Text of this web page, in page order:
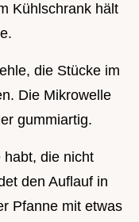
Kühlschrank hält
die Stücke im
Die Mikrowelle
gummiartig.
habt, die nicht
den Auflauf in
Pfanne mit etwas